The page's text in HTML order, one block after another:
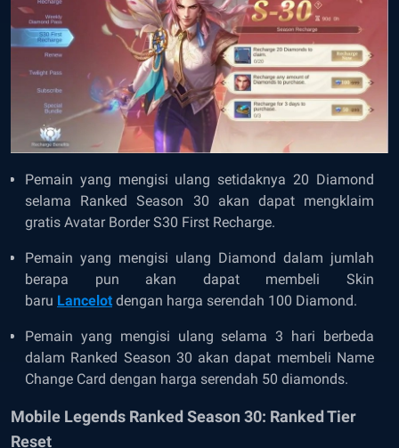
Pemain yang mengisi ulang setidaknya 20 Diamond
selama Ranked Season 30 akan dapat mengklaim
gratis Avatar Border S30 First Recharge.
Pemain yang mengisi ulang Diamond dalam jumlah
berapa pun akan dapat membeli Skin
baru Lancelot dengan harga serendah 100 Diamond.
Pemain yang mengisi ulang selama 3 hari berbeda
dalam Ranked Season 30 akan dapat membeli Name
Change Card dengan harga serendah 50 diamonds.
Mobile Legends Ranked Season 30: Ranked Tier
Reset